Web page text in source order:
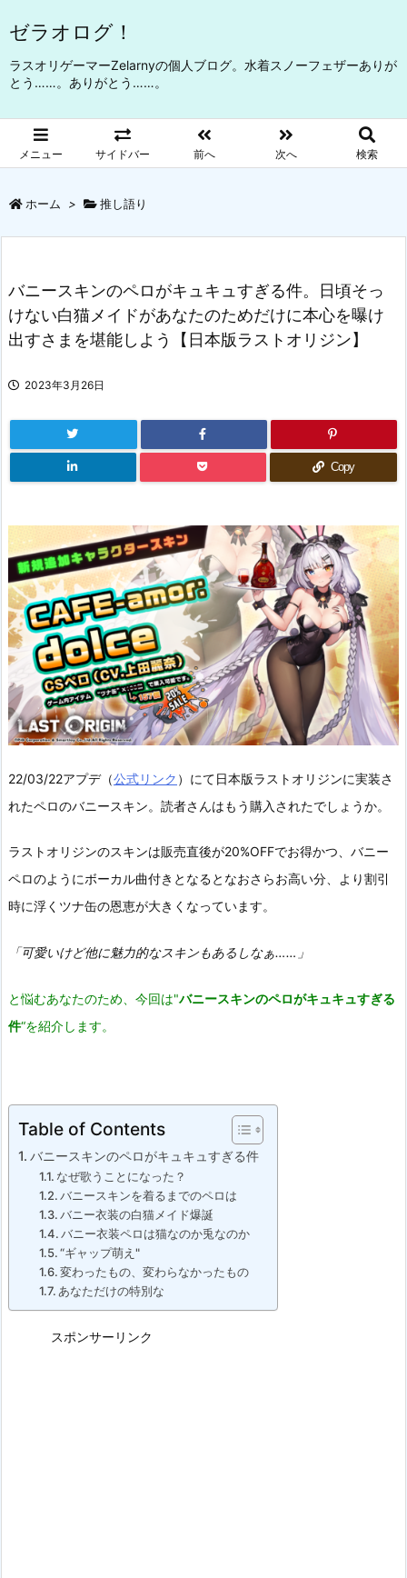
ゼラオログ！
ラスオリゲーマーZelarnyの個人ブログ。水着スノーフェザーありが
とう……。ありがとう……。
メニュー サイドバー 前へ 次へ 検索
ホーム > 推し語り
バニースキンのペロがキュキュすぎる件。日頃そっ
けない白猫メイドがあなたのためだけに本心を曝け
出すさまを堪能しよう【日本版ラストオリジン】
2023年3月26日
Copy
22/03/22アプデ（公式リンク ）にて日本版ラストオリジンに実装さ
れたペロのバニースキン。読者さんはもう購入されたでしょうか。
ラストオリジンのスキンは販売直後が20%OFFでお得かつ、バニー
ペロのようにボーカル曲付きとなるとなおさらお高い分、より割引
時に浮くツナ缶の恩恵が大きくなっています。
「可愛いけど他に魅力的なスキンもあるしなぁ……」
と悩むあなたのため、今回は"バニースキンのペロがキュキュすぎる
件“を紹介します。
Table of Contents
バニースキンのペロがキュキュすぎる件
なぜ歌うことになった？
バニースキンを着るまでのペロは
バニー衣装の白猫メイド爆誕
バニー衣装ペロは猫なのか兎なのか
“ギャップ萌え"
変わったもの、変わらなかったもの
あなただけの特別な
スポンサーリンク